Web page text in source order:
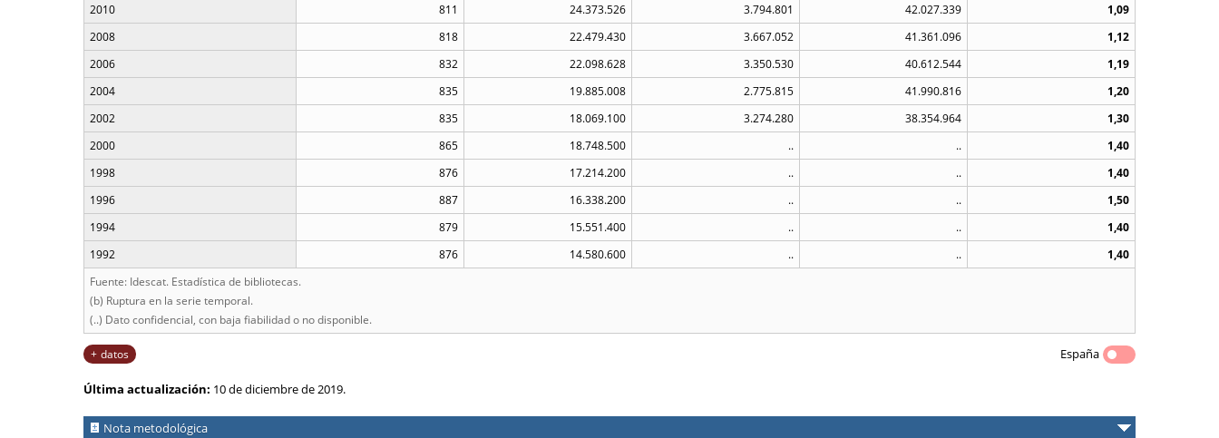
2010
811 24.373.526 3.794.801 42.027.339
1,09
2008
818 22.479.430 3.667.052 41.361.096
1,12
2006
832 22.098.628 3.350.530 40.612.544
1,19
2004
835 19.885.008 2.775.815 41.990.816
1,20
2002
835 18.069.100 3.274.280 38.354.964
1,30
2000
865 18.748.500 .. ..
1,40
1998
876 17.214.200 .. ..
1,40
1996
887 16.338.200 .. ..
1,50
1994
879 15.551.400 .. ..
1,40
1992
876 14.580.600 .. ..
1,40
Fuente: Idescat. Estadística de bibliotecas.
(b) Ruptura en la serie temporal.
(..) Dato confidencial, con baja fiabilidad o no disponible.
datos España
Última actualización: 10 de diciembre de 2019.
Nota metodológica